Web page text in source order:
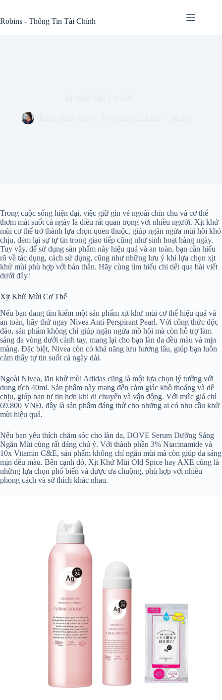
content
Robins - Thông Tin Tài Chính
Trong cuộc sống hiện đại, việc giữ gìn vẻ ngoài chỉn chu và cơ thể
thơm mát suốt cả ngày là điều rất quan trọng với nhiều người. Xịt khử
mùi cơ thể trở thành lựa chọn quen thuộc, giúp ngăn ngừa mùi hôi khó
chịu, đem lại sự tự tin trong giao tiếp cũng như sinh hoạt hàng ngày.
Tuy vậy, để sử dụng sản phẩm này hiệu quả và an toàn, bạn cần hiểu
rõ về tác dụng, cách sử dụng, cũng như những lưu ý khi lựa chọn xịt
khử mùi phù hợp với bản thân. Hãy cùng tìm hiểu chi tiết qua bài viết
dưới đây!
Xịt Khử Mùi Cơ Thể
Nếu bạn đang tìm kiếm một sản phẩm xịt khử mùi cơ thể hiệu quả và
an toàn, hãy thử ngay Nivea Anti-Perspirant Pearl. Với công thức độc
đáo, sản phẩm không chỉ giúp ngăn ngừa mồ hôi mà còn hỗ trợ làm
sáng da vùng dưới cánh tay, mang lại cho bạn làn da đều màu và mịn
màng. Đặc biệt, Nivea còn có khả năng lưu hương lâu, giúp bạn luôn
cảm thấy tự tin suốt cả ngày dài.
Ngoài Nivea, lăn khử mùi Adidas cũng là một lựa chọn lý tưởng với
dung tích 40ml. Sản phẩm này mang đến cảm giác khô thoáng và dễ
chịu, giúp bạn tự tin hơn khi di chuyển và vận động. Với mức giá chỉ
69.800 VNĐ, đây là sản phẩm đáng thử cho những ai có nhu cầu khử
mùi hiệu quả.
Nếu bạn yêu thích chăm sóc cho làn da, DOVE Serum Dưỡng Sáng
Ngăn Mùi cũng rất đáng chú ý. Với thành phần 3% Niacinamide và
10x Vitamin C&E, sản phẩm không chỉ ngăn mùi mà còn giúp da sáng
mịn đều màu. Bên cạnh đó, Xịt Khử Mùi Old Spice hay AXE cũng là
những lựa chọn phổ biến và được ưa chuộng, phù hợp với nhiều
phong cách và sở thích khác nhau.